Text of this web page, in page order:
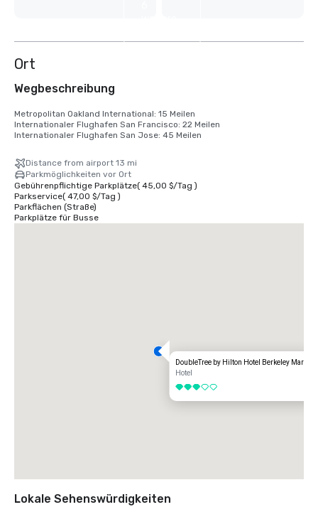
Ort
Wegbeschreibung
Metropolitan Oakland International: 15 Meilen
Internationaler Flughafen San Francisco: 22 Meilen
Internationaler Flughafen San Jose: 45 Meilen
Distance from airport 13 mi
Parkmöglichkeiten vor Ort
Gebührenpflichtige Parkplätze( 45,00 $/Tag )
Parkservice( 47,00 $/Tag )
Parkflächen (Straße)
Parkplätze für Busse
DoubleTree by Hilton Hotel Berkeley Marina
Hotel
3 von 5
Lokale Sehenswürdigkeiten